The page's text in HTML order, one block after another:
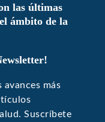
las últimas
ámbito de la
más
Suscríbete